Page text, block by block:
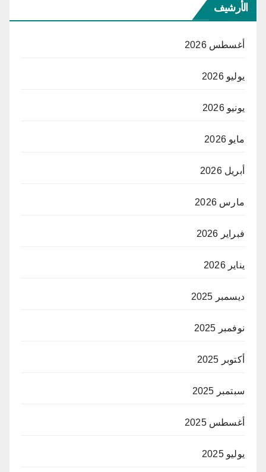
الأرشيف
أغسطس 2026
يوليو 2026
يونيو 2026
مايو 2026
أبريل 2026
مارس 2026
فبراير 2026
يناير 2026
ديسمبر 2025
نوفمبر 2025
أكتوبر 2025
سبتمبر 2025
أغسطس 2025
يوليو 2025